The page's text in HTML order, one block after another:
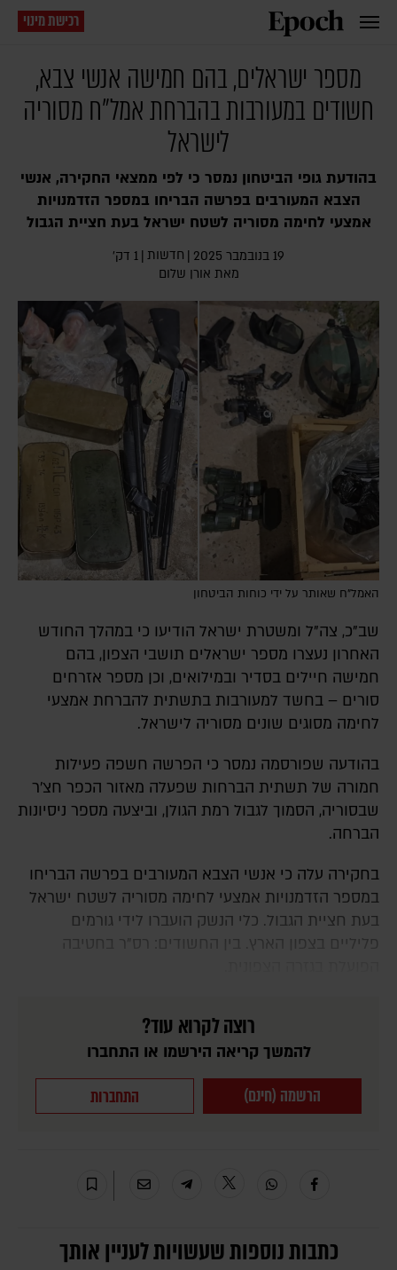
רכישת מינוי
מספר ישראלים, בהם חמישה אנשי צבא,
חשודים במעורבות בהברחת אמל"ח מסוריה
לישראל
בהודעת גופי הביטחון נמסר כי לפי ממצאי החקירה, אנשי
הצבא המעורבים בפרשה הבריחו במספר הזדמנויות
אמצעי לחימה מסוריה לשטח ישראל בעת חציית הגבול
19 בנובמבר 2025 | חדשות | 1 דק׳
מאת אורן שלום
האמל"ח שאותר על ידי כוחות הביטחון
שב"כ, צה"ל ומשטרת ישראל הודיעו כי במהלך החודש
האחרון נעצרו מספר ישראלים תושבי הצפון, בהם
חמישה חיילים בסדיר ובמילואים, וכן מספר אזרחים
סורים – בחשד למעורבות בתשתית להברחת אמצעי
לחימה מסוגים שונים מסוריה לישראל.
בהודעה שפורסמה נמסר כי הפרשה חשפה פעילות
חמורה של תשתית הברחות שפעלה מאזור הכפר חצ’ר
שבסוריה, הסמוך לגבול רמת הגולן, וביצעה מספר ניסיונות
הברחה.
בחקירה עלה כי אנשי הצבא המעורבים בפרשה הבריחו
במספר הזדמנויות אמצעי לחימה מסוריה לשטח ישראל
בעת חציית הגבול. כלי הנשק הועברו לידי גורמים
פליליים בצפון הארץ. בין החשודים: רס"ר בחטיבה
רוצה לקרוא עוד?
להמשך קריאה הירשמו או התחברו
הרשמה (חינם) התחברות
כתבות נוספות שעשויות לעניין אותך